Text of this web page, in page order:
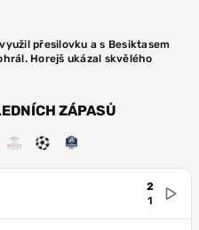
přesilovku a s Besiktasem
Horejš ukázal skvělého
ZÁPASŮ
2
1